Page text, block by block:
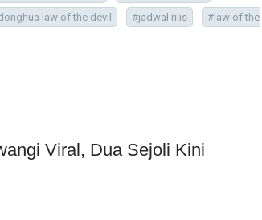
law of the devil #jadwal rilis
#law of the
Viral, Dua Sejoli Kini